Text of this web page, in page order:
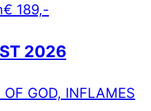
€ 189,-
2026
GOD, INFLAMES